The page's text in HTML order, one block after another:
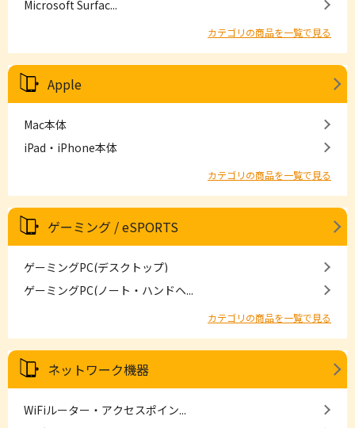
Microsoft Surfac...
カテゴリの商品を一覧で見る
Apple
Mac本体
iPad・iPhone本体
カテゴリの商品を一覧で見る
ゲーミング / eSPORTS
ゲーミングPC(デスクトップ)
ゲーミングPC(ノート・ハンドヘ...
カテゴリの商品を一覧で見る
ネットワーク機器
WiFiルーター・アクセスポイン...